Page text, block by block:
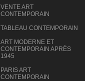
VENTE ART
CONTEMPORAIN
TABLEAU CONTEMPORAIN
ART MODERNE ET
CONTEMPORAIN APRÈS
1945
PARIS ART
CONTEMPORAIN